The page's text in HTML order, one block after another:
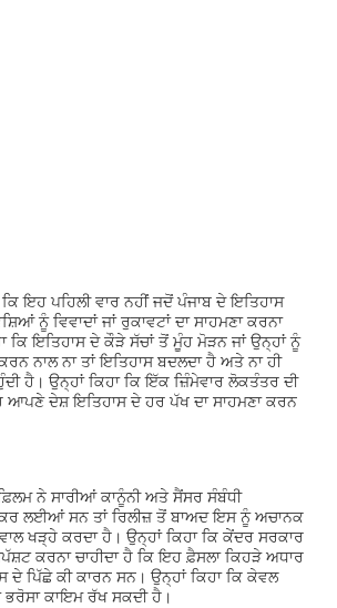
ਇਹ ਪਹਿਲੀ ਵਾਰ ਨਹੀਂ ਜਦੋਂ ਪੰਜਾਬ ਦੇ ਇਤਿਹਾਸ
ਨੂੰ ਵਿਵਾਦਾਂ ਜਾਂ ਰੁਕਾਵਟਾਂ ਦਾ ਸਾਹਮਣਾ ਕਰਨਾ
ਕਿ ਇਤਿਹਾਸ ਦੇ ਕੌੜੇ ਸੱਚਾਂ ਤੋਂ ਮੂੰਹ ਮੋੜਨ ਜਾਂ ਉਨ੍ਹਾਂ ਨੂੰ
ਨਾਲ ਨਾ ਤਾਂ ਇਤਿਹਾਸ ਬਦਲਦਾ ਹੈ ਅਤੇ ਨਾ ਹੀ
ਹੈ। ਉਨ੍ਹਾਂ ਕਿਹਾ ਕਿ ਇੱਕ ਜ਼ਿੰਮੇਵਾਰ ਲੋਕਤੰਤਰ ਦੀ
ਆਪਣੇ ਦੇਸ਼ ਇਤਿਹਾਸ ਦੇ ਹਰ ਪੱਖ ਦਾ ਸਾਹਮਣਾ ਕਰਨ
ਨੇ ਸਾਰੀਆਂ ਕਾਨੂੰਨੀ ਅਤੇ ਸੈਂਸਰ ਸੰਬੰਧੀ
ਲਈਆਂ ਸਨ ਤਾਂ ਰਿਲੀਜ਼ ਤੋਂ ਬਾਅਦ ਇਸ ਨੂੰ ਅਚਾਨਕ
ਖੜ੍ਹੇ ਕਰਦਾ ਹੈ। ਉਨ੍ਹਾਂ ਕਿਹਾ ਕਿ ਕੇਂਦਰ ਸਰਕਾਰ
ਕਰਨਾ ਚਾਹੀਦਾ ਹੈ ਕਿ ਇਹ ਫ਼ੈਸਲਾ ਕਿਹੜੇ ਅਧਾਰ
ਪਿੱਛੇ ਕੀ ਕਾਰਨ ਸਨ। ਉਨ੍ਹਾਂ ਕਿਹਾ ਕਿ ਕੇਵਲ
ਭਰੋਸਾ ਕਾਇਮ ਰੱਖ ਸਕਦੀ ਹੈ।